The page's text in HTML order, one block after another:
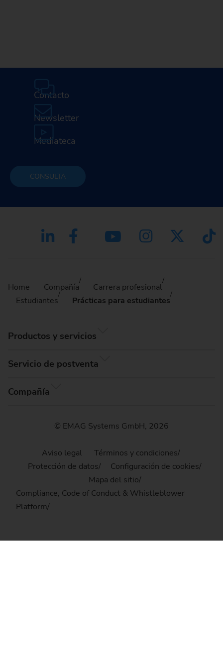
Contacto
Newsletter
Mediateca
CONSULTA
Home Compañía
Carrera profesional
Estudiantes
Prácticas para estudiantes
Productos y servicios
Servicio de postventa
Compañía
© EMAG Systems GmbH, 2026
Aviso legal
Términos y condiciones
Protección de datos
Configuración de cookies
Mapa del sitio
Compliance, Code of Conduct & Whistleblower
Platform